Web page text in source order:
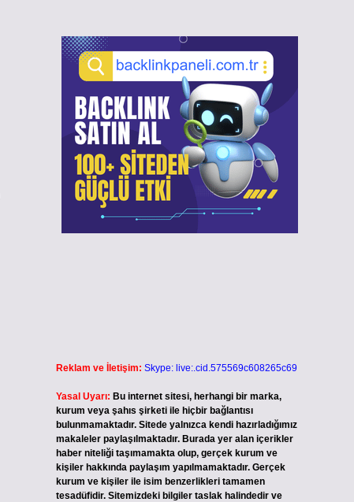
Reklam ve İletişim: Skype: live:.cid.575569c608265c69
Yasal Uyarı: Bu internet sitesi, herhangi bir marka,
kurum veya şahıs şirketi ile hiçbir bağlantısı
bulunmamaktadır. Sitede yalnızca kendi hazırladığımız
makaleler paylaşılmaktadır. Burada yer alan içerikler
haber niteliği taşımamakta olup, gerçek kurum ve
kişiler hakkında paylaşım yapılmamaktadır. Gerçek
kurum ve kişiler ile isim benzerlikleri tamamen
tesadüfidir. Sitemizdeki bilgiler taslak halindedir ve